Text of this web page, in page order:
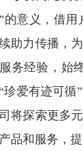
的意义，借用
助力传播，
务经验，始
珍爱有迹可循
将探索更多
品和服务，提